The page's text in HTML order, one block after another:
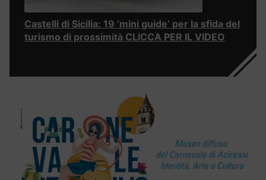
Castelli di Sicilia: 19 ‘mini guide’ per la sfida del
turismo di prossimità CLICCA PER IL VIDEO